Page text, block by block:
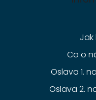
Jak
Co o
Oslava 1.
Oslava 2.